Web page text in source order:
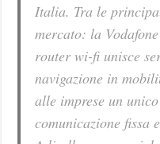
Italia. Tra le
mercato: la
router wi-fi unisce
navigazione in
alle imprese un
comunicazione fissa